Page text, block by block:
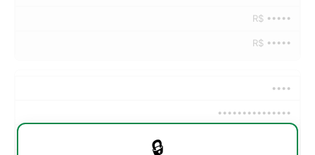
R$ •••••
R$ •••••
••••
•••••••••••••••
🔒